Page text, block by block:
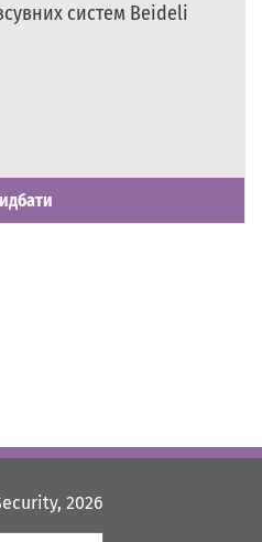
систем Beideli
2026